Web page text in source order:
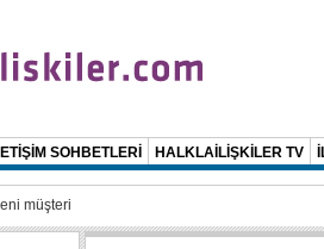
SOHBETLERİ HALKLAİLİŞKİLER TV
müşteri